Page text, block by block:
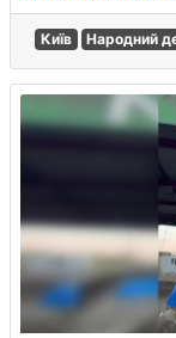
Київ Народний